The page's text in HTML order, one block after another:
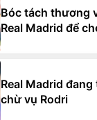
Bóc tách thương
Real Madrid để
Real Madrid
chừ vụ Rodri